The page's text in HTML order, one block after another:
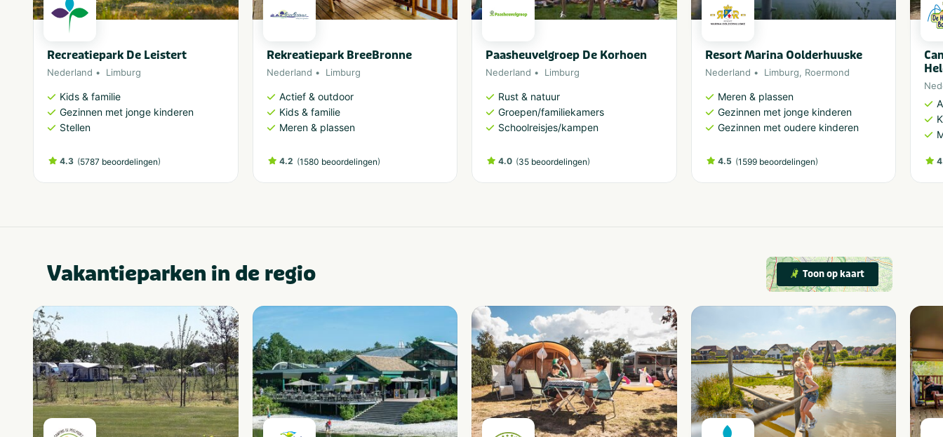
Recreatiepark De Leistert
Nederland Limburg
Kids & familie
Gezinnen met jonge kinderen
Stellen
4.3 (5787 beoordelingen)
Rekreatiepark BreeBronne
Nederland Limburg
Actief & outdoor
Kids & familie
Meren & plassen
4.2 (1580 beoordelingen)
Paasheuvelgroep De Korhoen
Nederland Limburg
Rust & natuur
Groepen/familiekamers
Schoolreisjes/kampen
4.0 (35 beoordelingen)
Resort Marina Oolderhuuske
Nederland Limburg, Roermond
Meren & plassen
Gezinnen met jonge kinderen
Gezinnen met oudere kinderen
4.5 (1599 beoordelingen)
Vakantieparken in de regio Toon op kaart